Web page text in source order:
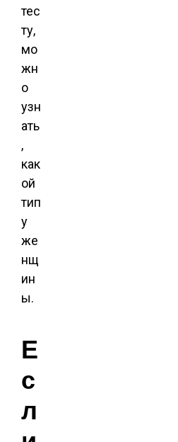
тес
ту,
мо
жн
о
узн
ать
,
как
ой
тип
у
же
нщ
ин
ы.
Е
с
л